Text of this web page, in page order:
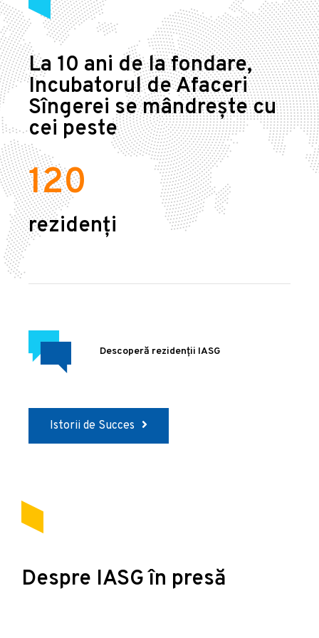
La 10 ani de la fondare,
Incubatorul de Afaceri
Sîngerei se mândrește cu
cei peste
120
rezidenți
Descoperă rezidenții IASG
Istorii de Succes
Despre IASG în presă